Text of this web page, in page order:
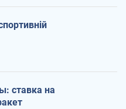
ставка на